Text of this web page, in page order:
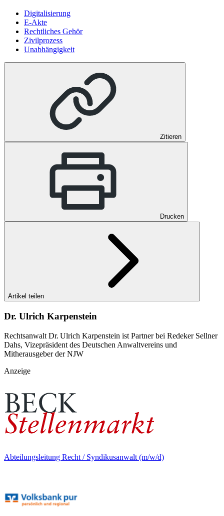
Digitalisierung
E-Akte
Rechtliches Gehör
Zivilprozess
Unabhängigkeit
Zitieren
Drucken
Artikel teilen
Dr. Ulrich Karpenstein
Rechtsanwalt Dr. Ulrich Karpenstein ist Partner bei Redeker Sellner
Dahs, Vizepräsident des Deutschen Anwaltvereins und
Mitherausgeber der NJW
Anzeige
Abteilungsleitung Recht / Syndikusanwalt (m/w/d)